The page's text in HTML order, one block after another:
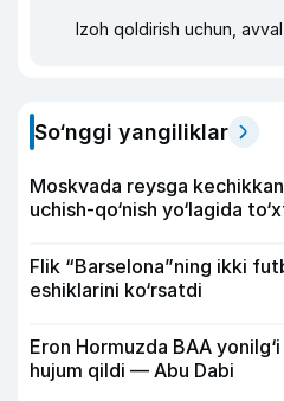
Izoh qoldirish uchun, avval
So‘nggi yangiliklar
Moskvada reysga
uchish-qo‘nish yo‘lagida
Flik “Barselona”ning ikki
eshiklarini ko‘rsatdi
Eron Hormuzda BAA
hujum qildi — Abu Dabi